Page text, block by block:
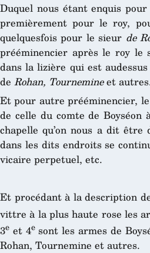
Duquel nous étant enquis
premièrement pour le roy,
quelquesfois pour le sieur de
prééminencier après le roy le
dans la lizière qui est
de Rohan, Tournemineet
Et pour autre prééminencier,
de celle du comte de Boyséon
chapelle qu’on nous a dit être
dans les dits endroits se
vicaire perpetuel, etc.
Et procédant à la description
vittre à la plus haute rose les
3e et 4esont les armes de
Rohan, Tournemine et autres.